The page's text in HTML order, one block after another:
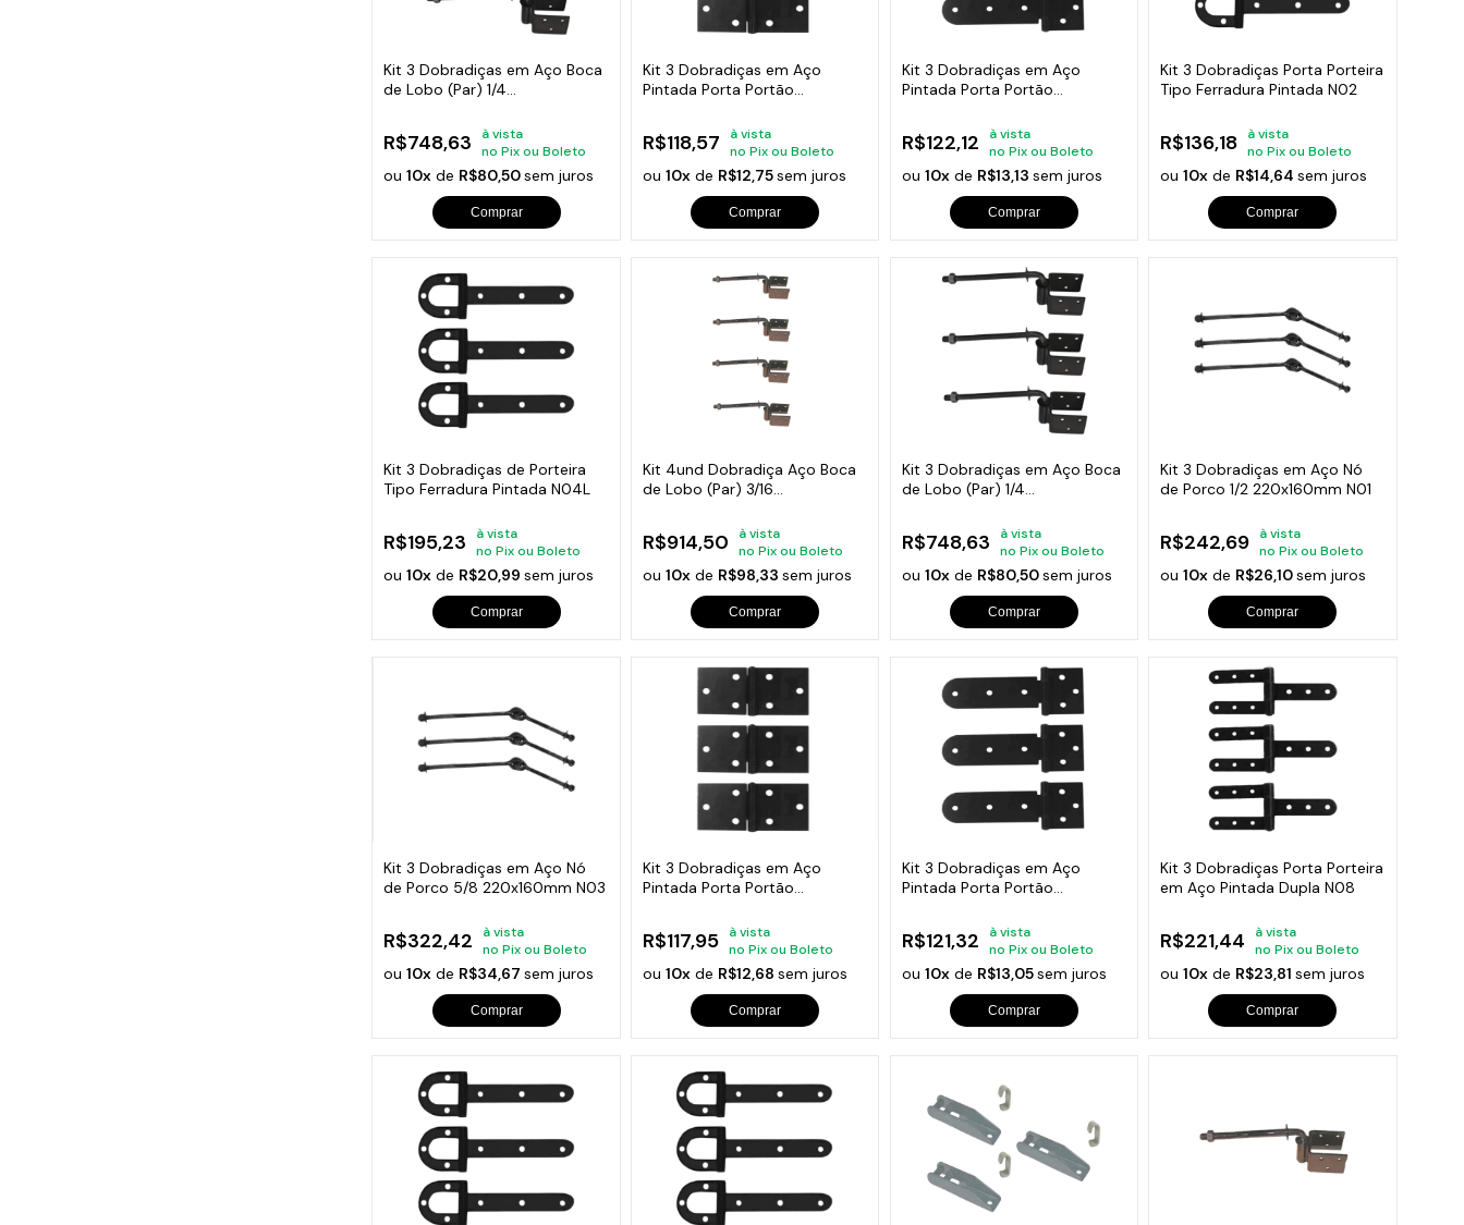
Tampões e Tampas de Chão
Acessorios para Piscinas
Ver Tudo
Kit 3 Dobradiças em Aço Boca
de Lobo (Par) 1/4
R$748,63
à vista
no Pix ou Boleto
ou10x de R$80,50sem juros
Comprar
Kit 3 Dobradiças em Aço
Pintada Porta Portão
R$118,57
à vista
no Pix ou Boleto
ou10x de R$12,75sem juros
Comprar
Kit 3 Dobradiças em Aço
Pintada Porta Portão
R$122,12
à vista
no Pix ou Boleto
ou 10xde R$13,13 sem juros
Comprar
Kit 3 Dobradiças Porta Porteira
Tipo Ferradura Pintada N02
R$136,18
à vista
no Pix ou Boleto
ou10x de R$14,64sem juros
Comprar
Kit 3 Dobradiças de Porteira
Tipo Ferradura Pintada N04L
R$195,23
à vista
no Pix ou Boleto
ou10x de R$20,99sem juros
Comprar
Kit 4und Dobradiça Aço Boca
de Lobo (Par) 3/16
R$914,50
à vista
no Pix ou Boleto
ou10x de R$98,33sem juros
Comprar
Kit 3 Dobradiças em Aço Boca
de Lobo (Par) 1/4
R$748,63
à vista
no Pix ou Boleto
ou 10xde R$80,50sem juros
Comprar
Kit 3 Dobradiças em Aço Nó
de Porco 1/2 220x160mm N01
R$242,69
à vista
no Pix ou Boleto
ou10x de R$26,10sem juros
Comprar
Kit 3 Dobradiças em Aço Nó
de Porco 5/8 220x160mm N03
R$322,42
à vista
no Pix ou Boleto
ou10x de R$34,67sem juros
Comprar
Kit 3 Dobradiças em Aço
Pintada Porta Portão
R$117,95
à vista
no Pix ou Boleto
ou10x de R$12,68sem juros
Comprar
Kit 3 Dobradiças em Aço
Pintada Porta Portão
R$121,32
à vista
no Pix ou Boleto
ou 10xde R$13,05sem juros
Comprar
Kit 3 Dobradiças Porta Porteira
em Aço Pintada Dupla N08
R$221,44
à vista
no Pix ou Boleto
ou10x de R$23,81sem juros
Comprar